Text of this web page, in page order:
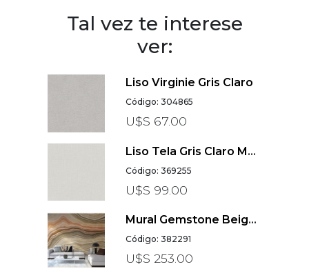
Tal vez te interese
ver:
Liso Virginie Gris Claro
Código: 304865
U$S 67.00
Liso Tela Gris Claro MS1 MS2
Código: 369255
U$S 99.00
Mural Gemstone Beige Con Naranja Y Choco Gigantografia
Código: 382291
U$S 253.00